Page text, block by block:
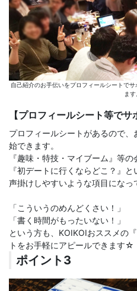
自己紹介のお手伝いをプロフィールシートで
ます
【プロフィールシート等でサ
プロフィールシートがあるので
始できます。
『趣味・特技・マイブーム』等の
『初デートに行くならどこ？』
声掛けしやすいような項目になっ
「こういうのめんどくさい！」
「書く時間がもったいない！」
という方も、KOIKOIおススメの
トをお手軽にアピールできます☆
ポイント3